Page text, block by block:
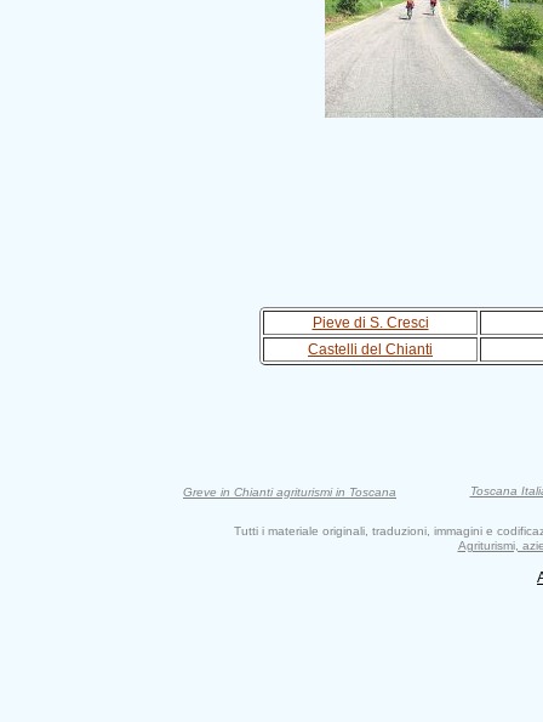
Pieve di S. Cresci
Castelli del Chianti
Greve in Chianti agriturismi in Toscana Toscana
Tutti i materiale originali, traduzioni, immagini e
Agriturismi,